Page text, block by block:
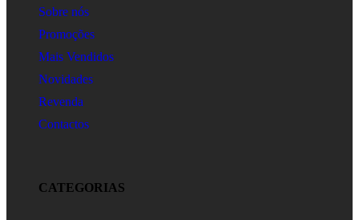
Sobre nós
Promoções
Mais Vendidos
Novidades
Revenda
Contactos
CATEGORIAS